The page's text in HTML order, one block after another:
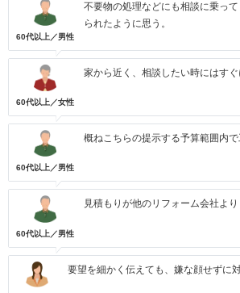
60代以上／男性
不要物の処理などにも相談に乗っ
られたように思う。
60代以上／女性
家から近く、相談したい時にはすぐ
60代以上／男性
概ねこちらの提示する予算範囲内で
60代以上／男性
見積もりが他のリフォーム会社より
要望を細かく伝えても、嫌な顔せずに